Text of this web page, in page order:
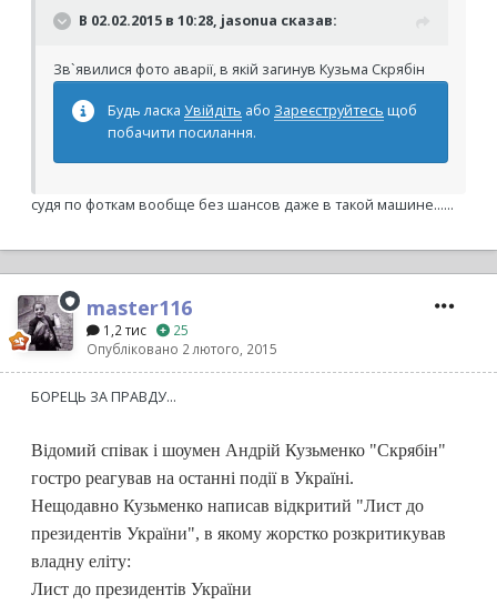
В 02.02.2015 в 10:28, jasonua сказав:
Зв`явилися фото аварії, в якій загинув Кузьма Скрябін
Будь ласка Увійдіть або Зареєструйтесь щоб
побачити посилання.
судя по фоткам вообще без шансов даже в такой машине......
master116
1,2 тис
25
Опубліковано 2 лютого, 2015
БОРЕЦЬ ЗА ПРАВДУ...
Відомий співак і шоумен Андрій Кузьменко "Скрябін"
гостро реагував на останні події в Україні.
Нещодавно Кузьменко написав відкритий "Лист до
президентів України", в якому жорстко розкритикував
владну еліту:
Лист до президентів України